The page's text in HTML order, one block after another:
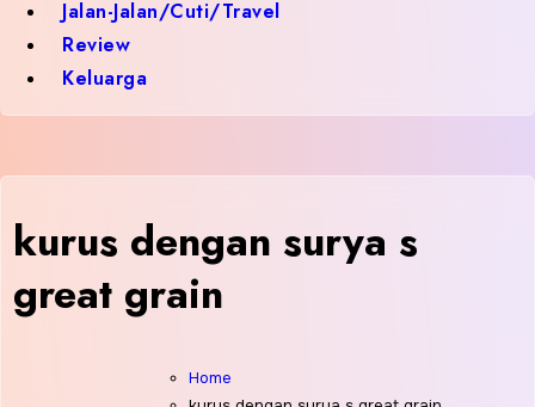
Jalan-Jalan/Cuti/Travel
Review
Keluarga
kurus dengan surya s
great grain
Home